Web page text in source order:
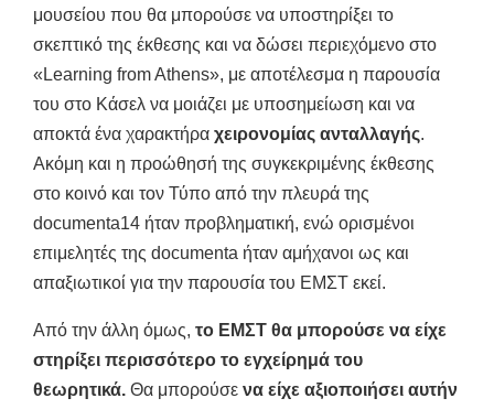
μουσείου που θα μπορούσε να υποστηρίξει το
σκεπτικό της έκθεσης και να δώσει περιεχόμενο στο
«Learning from Athens», με αποτέλεσμα η παρουσία
του στο Κάσελ να μοιάζει με υποσημείωση και να
αποκτά ένα χαρακτήρα χειρονομίας ανταλλαγής.
Ακόμη και η προώθησή της συγκεκριμένης έκθεσης
στο κοινό και τον Τύπο από την πλευρά της
documenta14 ήταν προβληματική, ενώ ορισμένοι
επιμελητές της documenta ήταν αμήχανοι ως και
απαξιωτικοί για την παρουσία του ΕΜΣΤ εκεί.
Από την άλλη όμως, το ΕΜΣΤ θα μπορούσε να είχε
στηρίξει περισσότερο το εγχείρημά του
θεωρητικά. Θα μπορούσε να είχε αξιοποιήσει αυτήν